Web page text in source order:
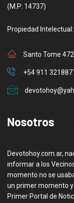
(M.P: 14737)
Propiedad
Santo Tome
+54 911
Nosotros
Devotohoy.com.ar,
informar a los
momento no se
un primer momento
Primer Portal de